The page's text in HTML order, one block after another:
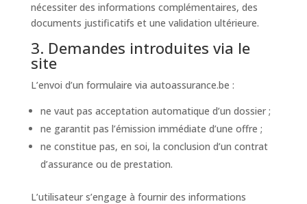
nécessiter des informations complémentaires, des
documents justificatifs et une validation ultérieure.
3. Demandes introduites via le
site
L’envoi d’un formulaire via autoassurance.be :
ne vaut pas acceptation automatique d’un dossier ;
ne garantit pas l’émission immédiate d’une offre ;
ne constitue pas, en soi, la conclusion d’un contrat
d’assurance ou de prestation.
L’utilisateur s’engage à fournir des informations